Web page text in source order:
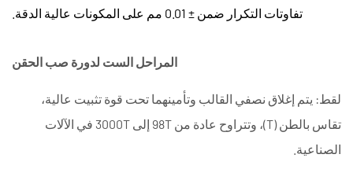
الكاملة
لدورة
صب
الحقن
2
تفاوتات التكرار ضمن ± 0.01 مم على المكونات عالية الدقة.
المراحل الست لدورة صب الحقن
لقط: يتم إغلاق نصفي القالب وتأمينهما تحت قوة تثبيت عالية،
تقاس بالطن (T)، وتتراوح عادة من 98T إلى 3000T في الآلات
الصناعية.